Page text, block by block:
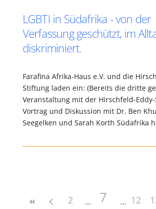
LGBTI in Südafrika - von der
Verfassung geschützt, im
diskriminiert.
Farafina Afrika-Haus e.V. und die
Stiftung laden ein: (Bereits die dritte
Veranstaltung mit der Hirschfeld-
Vortrag und Diskussion mit Dr. Ben
Seegelken und Sarah Korth Südafrika
2 7 12